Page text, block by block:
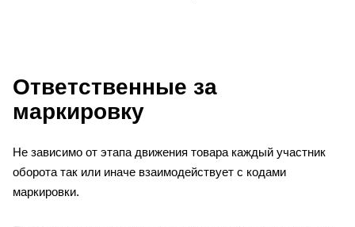
Ответственные за
маркировку
Не зависимо от этапа движения товара каждый участник
оборота так или иначе взаимодействует с кодами
маркировки.